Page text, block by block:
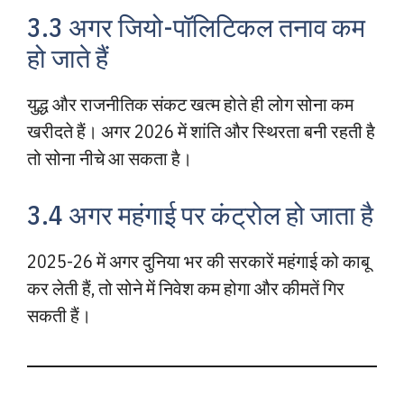
3.3 अगर जियो-पॉलिटिकल तनाव कम
हो जाते हैं
युद्ध और राजनीतिक संकट खत्म होते ही लोग सोना कम
खरीदते हैं। अगर 2026 में शांति और स्थिरता बनी रहती है
तो सोना नीचे आ सकता है।
3.4 अगर महंगाई पर कंट्रोल हो जाता है
2025-26 में अगर दुनिया भर की सरकारें महंगाई को काबू
कर लेती हैं, तो सोने में निवेश कम होगा और कीमतें गिर
सकती हैं।